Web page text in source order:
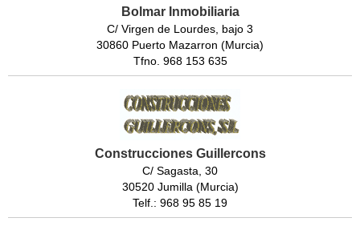
Bolmar Inmobiliaria
C/ Virgen de Lourdes, bajo 3
30860 Puerto Mazarron (Murcia)
Tfno. 968 153 635
Construcciones Guillercons
C/ Sagasta, 30
30520 Jumilla (Murcia)
Telf.: 968 95 85 19